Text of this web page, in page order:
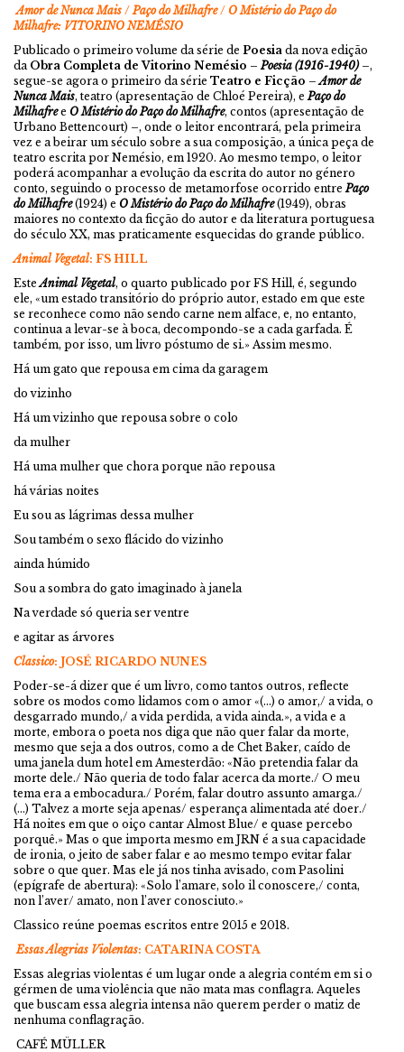
Amor de Nunca Mais /Paço do Milhafre/ O Mistério do Paço do
Milhafre: VITORINO NEMÉSIO
Publicado o primeiro volume da série de Poesia da nova edição
da Obra Completa de Vitorino Nemésio –Poesia (1916-1940)–,
segue-se agora o primeiro da série Teatro e Ficção –Amor de
Nunca Mais, teatro (apresentação de Chloé Pereira), ePaço do
Milhafree O Mistério do Paço do Milhafre, contos (apresentação de
Urbano Bettencourt) –, onde o leitor encontrará, pela primeira
vez e a beirar um século sobre a sua composição, a única peça de
teatro escrita por Nemésio, em 1920. Ao mesmo tempo, o leitor
poderá acompanhar a evolução da escrita do autor no género
conto, seguindo o processo de metamorfose ocorrido entrePaço
do Milhafre(1924) e O Mistério do Paço do Milhafre(1949), obras
maiores no contexto da ficção do autor e da literatura portuguesa
do século XX, mas praticamente esquecidas do grande público.
Animal Vegetal: FS HILL
EsteAnimal Vegetal, o quarto publicado por FS Hill, é, segundo
ele, «um estado transitório do próprio autor, estado em que este
se reconhece como não sendo carne nem alface, e, no entanto,
continua a levar-se à boca, decompondo-se a cada garfada. É
também, por isso, um livro póstumo de si.» Assim mesmo.
Há um gato que repousa em cima da garagem
do vizinho
Há um vizinho que repousa sobre o colo
da mulher
Há uma mulher que chora porque não repousa
há várias noites
Eu sou as lágrimas dessa mulher
Sou também o sexo flácido do vizinho
ainda húmido
Sou a sombra do gato imaginado à janela
Na verdade só queria ser ventre
e agitar as árvores
Classico: JOSÉ RICARDO NUNES
Poder-se-á dizer que é um livro, como tantos outros, reflecte
sobre os modos como lidamos com o amor «(…) o amor,/ a vida, o
desgarrado mundo,/ a vida perdida, a vida ainda.», a vida e a
morte, embora o poeta nos diga que não quer falar da morte,
mesmo que seja a dos outros, como a de Chet Baker, caído de
uma janela dum hotel em Amesterdão: «Não pretendia falar da
morte dele./ Não queria de todo falar acerca da morte./ O meu
tema era a embocadura./ Porém, falar doutro assunto amarga./
(…) Talvez a morte seja apenas/ esperança alimentada até doer./
Há noites em que o oiço cantar Almost Blue/ e quase percebo
porquê.» Mas o que importa mesmo em JRN é a sua capacidade
de ironia, o jeito de saber falar e ao mesmo tempo evitar falar
sobre o que quer. Mas ele já nos tinha avisado, com Pasolini
(epígrafe de abertura): «Solo l’amare, solo il conoscere,/ conta,
non l’aver/ amato, non l’aver conosciuto.»
Classico reúne poemas escritos entre 2015 e 2018.
Essas Alegrias Violentas: CATARINA COSTA
Essas alegrias violentas é um lugar onde a alegria contém em si o
gérmen de uma violência que não mata mas conflagra. Aqueles
que buscam essa alegria intensa não querem perder o matiz de
nenhuma conflagração.
CAFÉ MÜLLER